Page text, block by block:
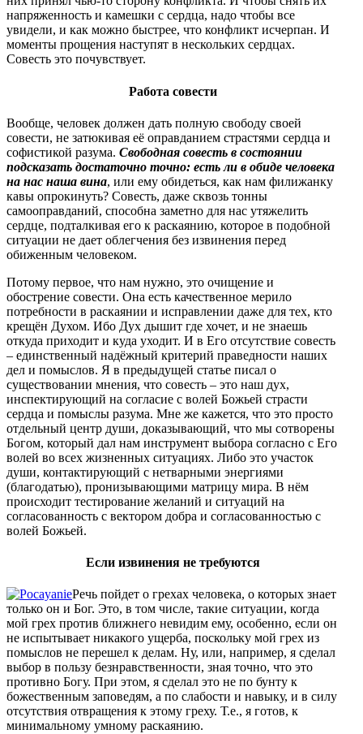
напряженность и камешки с сердца, надо чтобы все
увидели, и как можно быстрее, что конфликт исчерпан. И
моменты прощения наступят в нескольких сердцах.
Совесть это почувствует.
Работа совести
Вообще, человек должен дать полную свободу своей
совести, не затюкивая её оправданием страстями сердца и
софистикой разума. Свободная совесть в состоянии
подсказать достаточно точно: есть ли в обиде человека
на нас наша вина, или ему обидеться, как нам филижанку
кавы опрокинуть? Совесть, даже сквозь тонны
самооправданий, способна заметно для нас утяжелить
сердце, подталкивая его к раскаянию, которое в подобной
ситуации не дает облегчения без извинения перед
обиженным человеком.
Потому первое, что нам нужно, это очищение и
обострение совести. Она есть качественное мерило
потребности в раскаянии и исправлении даже для тех, кто
крещён Духом. Ибо Дух дышит где хочет, и не знаешь
откуда приходит и куда уходит. И в Его отсутствие совесть
– единственный надёжный критерий праведности наших
дел и помыслов. Я в предыдущей статье писал о
существовании мнения, что совесть – это наш дух,
инспектирующий на согласие с волей Божьей страсти
сердца и помыслы разума. Мне же кажется, что это просто
отдельный центр души, доказывающий, что мы сотворены
Богом, который дал нам инструмент выбора согласно с Его
волей во всех жизненных ситуациях. Либо это участок
души, контактирующий с нетварными энергиями
(благодатью), пронизывающими матрицу мира. В нём
происходит тестирование желаний и ситуаций на
согласованность с вектором добра и согласованностью с
волей Божьей.
Если извинения не требуются
Речь пойдет о грехах человека, о которых знает
только он и Бог. Это, в том числе, такие ситуации, когда
мой грех против ближнего невидим ему, особенно, если он
не испытывает никакого ущерба, поскольку мой грех из
помыслов не перешел к делам. Ну, или, например, я сделал
выбор в пользу безнравственности, зная точно, что это
противно Богу. При этом, я сделал это не по бунту к
божественным заповедям, а по слабости и навыку, и в силу
отсутствия отвращения к этому греху. Т.е., я готов, к
минимальному умному раскаянию.